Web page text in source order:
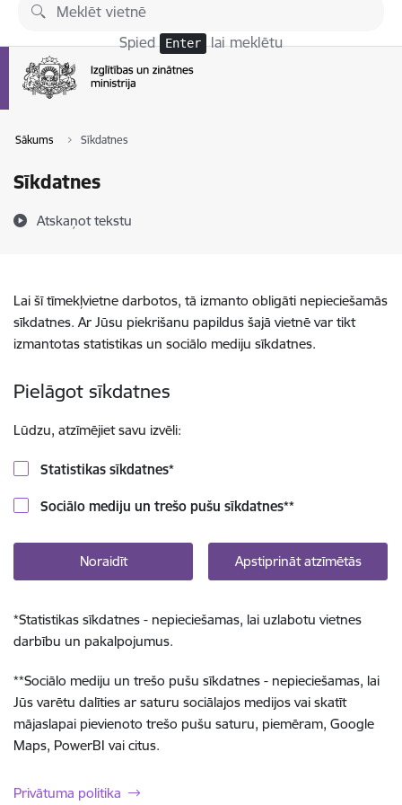
Pāriet uz lapas saturu
Spied Enter lai meklētu
Sākums Sīkdatnes
Sīkdatnes
Atskaņot tekstu
Lai šī tīmekļvietne darbotos, tā izmanto obligāti nepieciešamās
sīkdatnes. Ar Jūsu piekrišanu papildus šajā vietnē var tikt
izmantotas statistikas un sociālo mediju sīkdatnes.
Pielāgot sīkdatnes
Lūdzu, atzīmējiet savu izvēli:
Statistikas sīkdatnes*
Sociālo mediju un trešo pušu sīkdatnes**
Noraidīt Apstiprināt atzīmētās
*Statistikas sīkdatnes - nepieciešamas, lai uzlabotu vietnes
darbību un pakalpojumus.
**Sociālo mediju un trešo pušu sīkdatnes - nepieciešamas, lai
Jūs varētu dalīties ar saturu sociālajos medijos vai skatīt
mājaslapai pievienoto trešo pušu saturu, piemēram, Google
Maps, PowerBI vai citus.
Privātuma politika